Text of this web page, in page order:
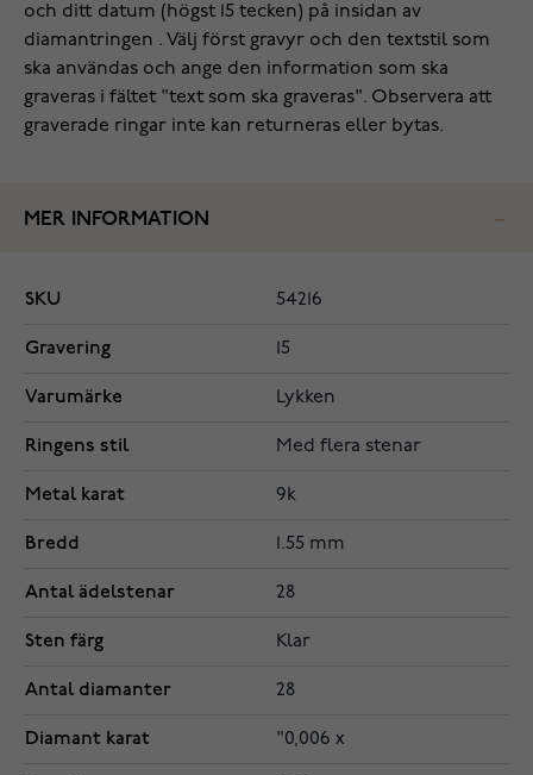
och ditt datum (högst 15 tecken) på insidan av
diamantringen . Välj först gravyr och den textstil som
ska användas och ange den information som ska
graveras i fältet "text som ska graveras". Observera att
graverade ringar inte kan returneras eller bytas.
MER INFORMATION
SKU 54216
Gravering 15
Varumärke Lykken
Ringens stil Med flera stenar
Metal karat 9k
Bredd 1.55 mm
Antal ädelstenar 28
Sten färg Klar
Antal diamanter 28
Diamant karat "0,006 x